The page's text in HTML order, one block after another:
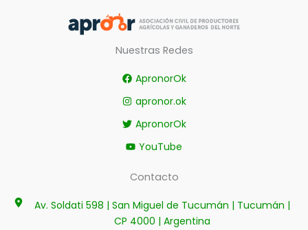
Nuestras Redes
ApronorOk
apronor.ok
ApronorOk
YouTube
Contacto
Av. Soldati 598 | San Miguel de Tucumán | Tucumán |
CP 4000 | Argentina